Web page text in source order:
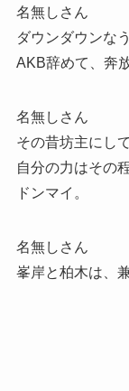
名無しさん
ダウンダウンな
AKB辞めて、奔
名無しさん
その昔坊主にし
自分の力はその
ドンマイ。
名無しさん
峯岸と柏木は、